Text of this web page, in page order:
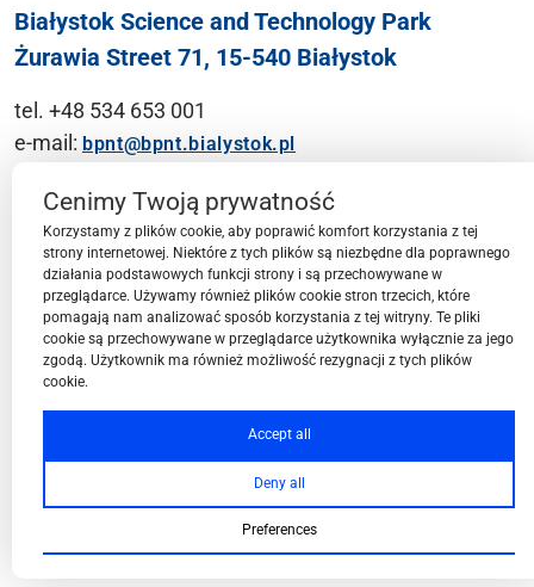
Białystok Science and Technology Park
Żurawia Street 71, 15-540 Białystok
tel. +48 534 653 001
e-mail: bpnt@bpnt.bialystok.pl
Contact
BPN-T Area
BPN-T Offer
Cenimy Twoją prywatność
Korzystamy z plików cookie, aby poprawić komfort korzystania z tej
strony internetowej. Niektóre z tych plików są niezbędne dla poprawnego
działania podstawowych funkcji strony i są przechowywane w
przeglądarce. Używamy również plików cookie stron trzecich, które
pomagają nam analizować sposób korzystania z tej witryny. Te pliki
cookie są przechowywane w przeglądarce użytkownika wyłącznie za jego
zgodą. Użytkownik ma również możliwość rezygnacji z tych plików
cookie.
Accept all
Deny all
Preferences